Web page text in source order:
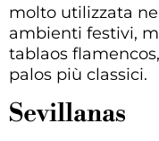
molto utilizzata
ambienti festivi,
tablaos
palos più classici.
Sevillanas